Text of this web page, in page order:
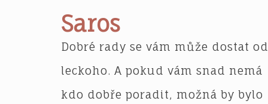
Saros
Dobré rady se vám může dostat od
leckoho. A pokud vám snad nemá
kdo dobře poradit, možná by bylo